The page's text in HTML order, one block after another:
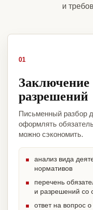
и
01
Заключение
разрешений
Письменный разбор
оформлять
можно сэкономить.
анализ вида
нормативов
перечень
и разрешений со
ответ на вопрос